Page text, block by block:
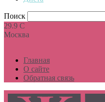
Поиск
29.9 C
Москва
Главная
О сайте
Обратная связь